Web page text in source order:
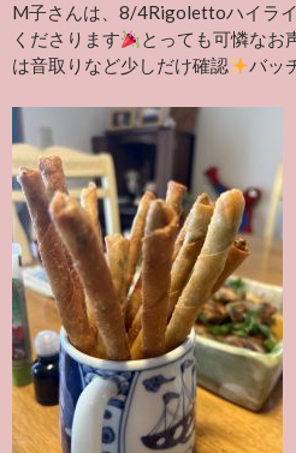
M子さんは、8/4Rigolettoハイラ
くださります
とっても可憐なお
は音取りなど少しだけ確認
バッ